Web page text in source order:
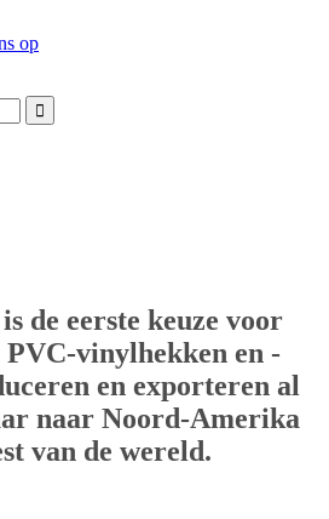
op
de eerste keuze voor
vinylhekken en -
en exporteren al
naar Noord-Amerika
van de wereld.